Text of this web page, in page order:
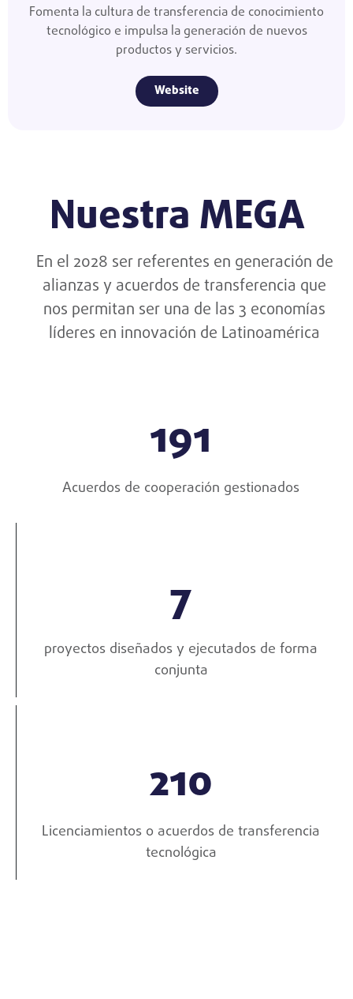
Fomenta la cultura de transferencia de conocimiento
tecnológico e impulsa la generación de nuevos
productos y servicios.
Website
Nuestra MEGA
En el 2028 ser referentes en generación de
alianzas y acuerdos de transferencia que
nos permitan ser una de las 3 economías
líderes en innovación de Latinoamérica
191
Acuerdos de cooperación gestionados
7
proyectos diseñados y ejecutados de forma
conjunta
210
Licenciamientos o acuerdos de transferencia
tecnológica